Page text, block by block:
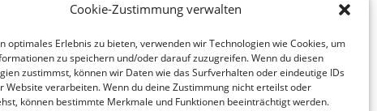
Cookie-Zustimmung verwalten
optimales Erlebnis zu bieten, verwenden wir Technologien wie Cookies, um
zu speichern und/oder darauf zuzugreifen. Wenn du diesen
zustimmst, können wir Daten wie das Surfverhalten oder eindeutige IDs
Website verarbeiten. Wenn du deine Zustimmung nicht erteilst oder
können bestimmte Merkmale und Funktionen beeinträchtigt werden.